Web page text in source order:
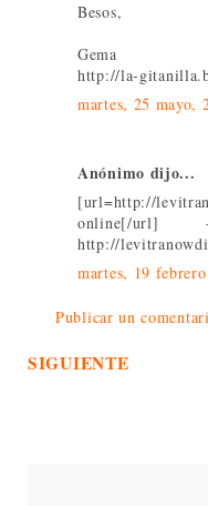
Besos,
Gema
http://la-
martes, 25 mayo,
Anónimo dijo...
[url=http://
online[/
http://
martes, 19
Publicar un
SIGUIENTE